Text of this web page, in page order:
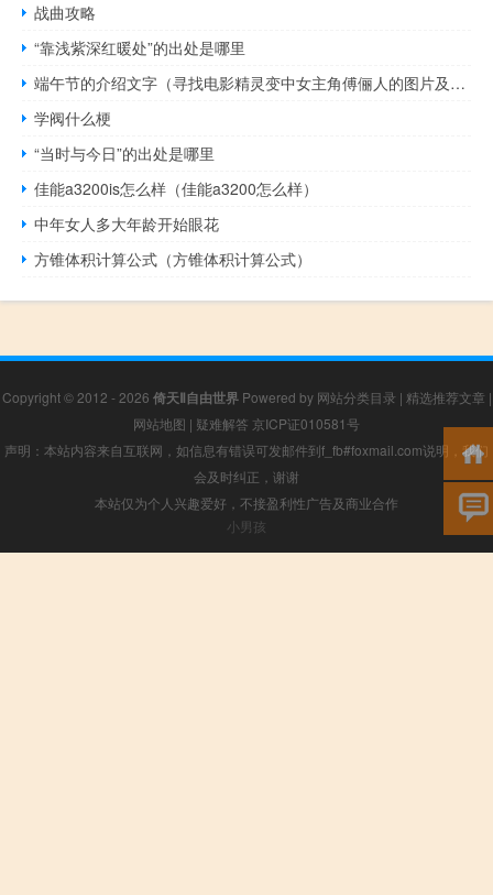
战曲攻略
“靠浅紫深红暖处”的出处是哪里
端午节的介绍文字（寻找电影精灵变中女主角傅俪人的图片及文字介绍 谢谢了 _360）
学阀什么梗
“当时与今日”的出处是哪里
佳能a3200is怎么样（佳能a3200怎么样）
中年女人多大年龄开始眼花
方锥体积计算公式（方锥体积计算公式）
Copyright © 2012 - 2026 倚天Ⅱ自由世界Powered by 网站分类目录 | 精选推荐文章 |
网站地图 | 疑难解答 京ICP证010581号
声明：本站内容来自互联网，如信息有错误可发邮件到f_fb#foxmail.com说明，我们
会及时纠正，谢谢
本站仅为个人兴趣爱好，不接盈利性广告及商业合作
小男孩